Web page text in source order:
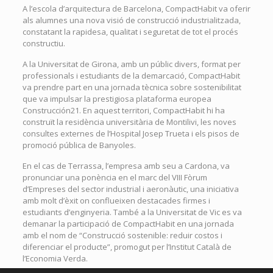
A l’escola d’arquitectura de Barcelona, CompactHabit va oferir
als alumnes una nova visió de construcció industrialitzada,
constatant la rapidesa, qualitat i seguretat de tot el procés
constructiu.
A la Universitat de Girona, amb un públic divers, format per
professionals i estudiants de la demarcació, CompactHabit
va prendre part en una jornada tècnica sobre sostenibilitat
que va impulsar la prestigiosa plataforma europea
Construcción21. En aquest territori, CompactHabit hi ha
construït la residència universitària de Montilivi, les noves
consultes externes de l’Hospital Josep Trueta i els pisos de
promoció pública de Banyoles.
En el cas de Terrassa, l’empresa amb seu a Cardona, va
pronunciar una ponència en el marc del VIII Fòrum
d’Empreses del sector industrial i aeronàutic, una iniciativa
amb molt d’èxit on conflueixen destacades firmes i
estudiants d’enginyeria. També a la Universitat de Vic es va
demanar la participació de CompactHabit en una jornada
amb el nom de “Construcció sostenible: reduir costos i
diferenciar el producte”, promogut per l’Institut Català de
l’Economia Verda.